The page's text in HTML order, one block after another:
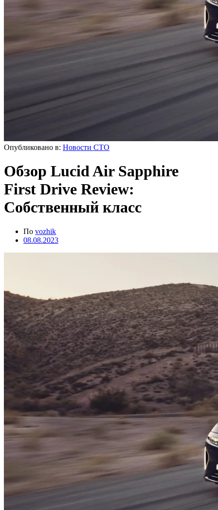
Опубликовано в: Новости СТО
Обзор Lucid Air Sapphire
First Drive Review:
Собственный класс
По vozhik
08.08.2023